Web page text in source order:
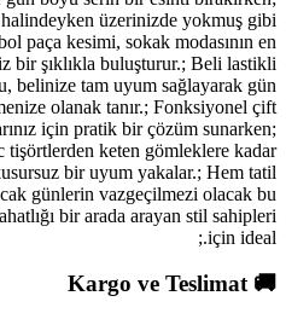
üzerinizde yokmuş gibi
paça kesimi, sokak modasının en
bir şıklıkla buluşturur.; Beli lastikli
belinize tam uyum sağlayarak gün
olanak tanır.; Fonksiyonel çift
için pratik bir çözüm sunarken;
tişörtlerden keten gömleklere kadar
bir uyum yakalar.; Hem tatil
günlerin vazgeçilmezi olacak bu
bir arada arayan stil sahipleri
için ideal.;
🚚
Kargo ve Teslimat